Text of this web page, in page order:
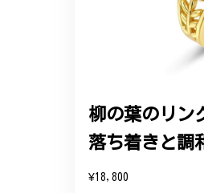
バングルの
柳の葉のリ
落ち着きと調
¥18,800